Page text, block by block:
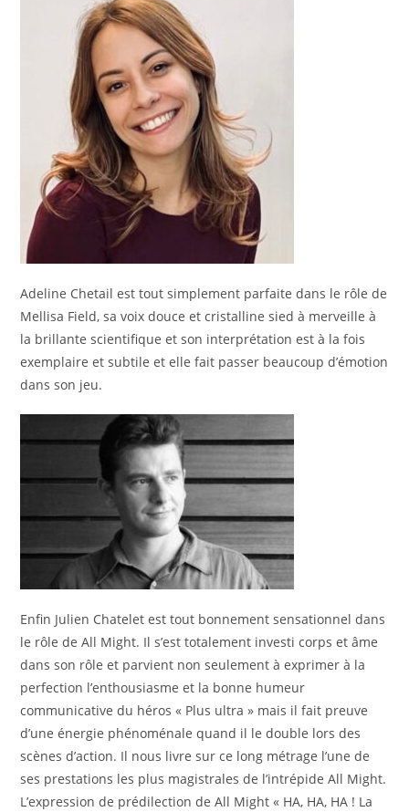
Adeline Chetail est tout simplement parfaite dans le rôle de
Mellisa Field, sa voix douce et cristalline sied à merveille à
la brillante scientifique et son interprétation est à la fois
exemplaire et subtile et elle fait passer beaucoup d’émotion
dans son jeu.
Enfin Julien Chatelet est tout bonnement sensationnel dans
le rôle de All Might. Il s’est totalement investi corps et âme
dans son rôle et parvient non seulement à exprimer à la
perfection l’enthousiasme et la bonne humeur
communicative du héros « Plus ultra » mais il fait preuve
d’une énergie phénoménale quand il le double lors des
scènes d’action. Il nous livre sur ce long métrage l’une de
ses prestations les plus magistrales de l’intrépide All Might.
L’expression de prédilection de All Might « HA, HA, HA ! La